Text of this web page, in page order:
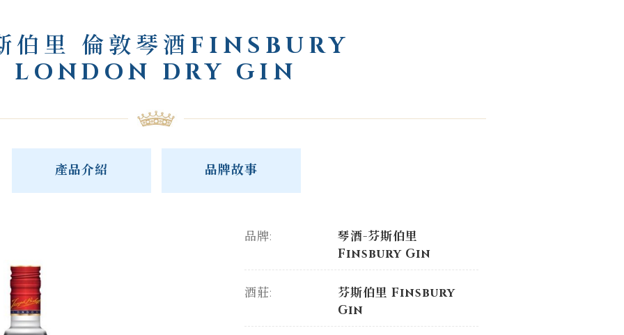
伯里 倫敦琴酒FINSBURY
LONDON DRY GIN
產品介紹 品牌故事
品牌:
琴酒-芬斯伯里
Finsbury Gin
酒莊:
芬斯伯里 Finsbury
Gin